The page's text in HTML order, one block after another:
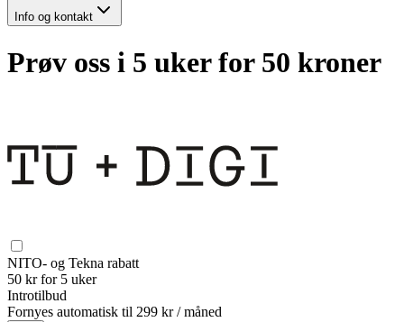
Info og kontakt
Prøv oss i 5 uker for 50 kroner
NITO- og Tekna rabatt
50 kr for 5 uker
Introtilbud
Fornyes automatisk til 299 kr / måned